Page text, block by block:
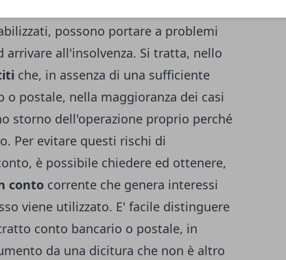
ci sono alcuni addebiti che sono
possono portare a problemi
arrivare all'insolvenza. Si tratta, nello
che, in assenza di una sufficiente
postale, nella maggioranza dei casi
storno dell'operazione proprio perché
Per evitare questi rischi di
è possibile chiedere ed ottenere,
conto corrente che genera interessi
viene utilizzato. E' facile distinguere
conto bancario o postale, in
da una dicitura che non è altro